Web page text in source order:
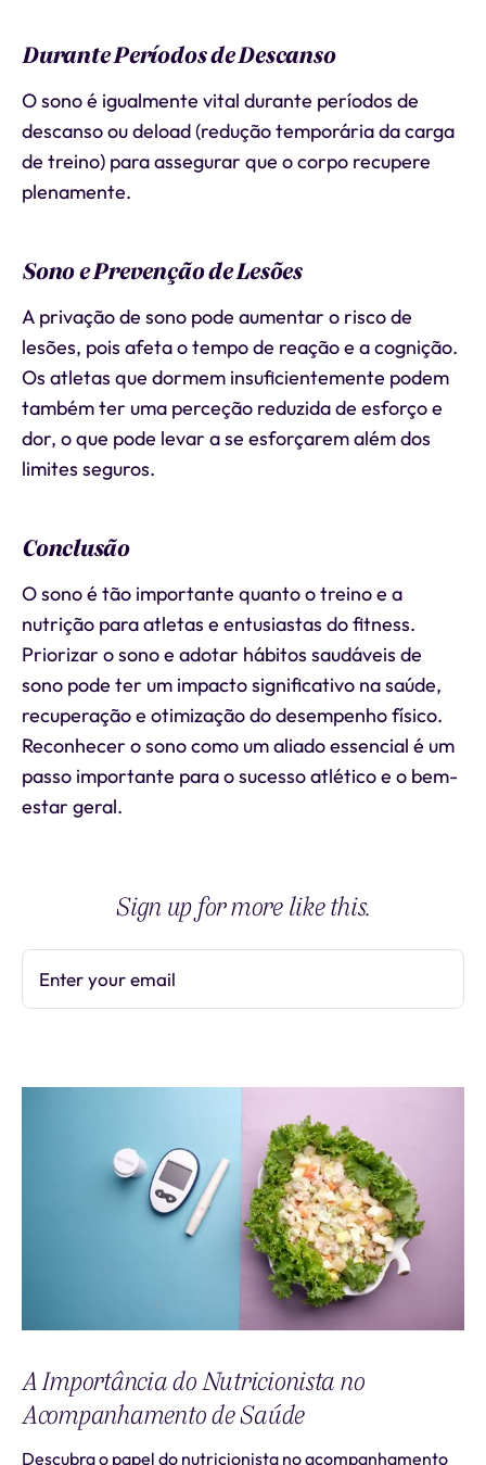
Durante Períodos de Descanso
O sono é igualmente vital durante períodos de
descanso ou deload (redução temporária da carga
de treino) para assegurar que o corpo recupere
plenamente.
Sono e Prevenção de Lesões
A privação de sono pode aumentar o risco de
lesões, pois afeta o tempo de reação e a cognição.
Os atletas que dormem insuficientemente podem
também ter uma perceção reduzida de esforço e
dor, o que pode levar a se esforçarem além dos
limites seguros.
Conclusão
O sono é tão importante quanto o treino e a
nutrição para atletas e entusiastas do fitness.
Priorizar o sono e adotar hábitos saudáveis de
sono pode ter um impacto significativo na saúde,
recuperação e otimização do desempenho físico.
Reconhecer o sono como um aliado essencial é um
passo importante para o sucesso atlético e o bem-
estar geral.
Sign up for more like this.
Enter your email
A Importância do Nutricionista no
Acompanhamento de Saúde
Descubra o papel do nutricionista no acompanhamento